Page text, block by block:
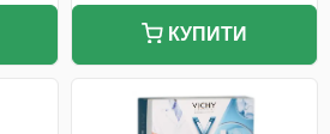
КУПИТИ